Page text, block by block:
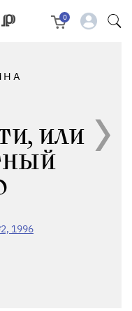
0
ИЛИ
1996